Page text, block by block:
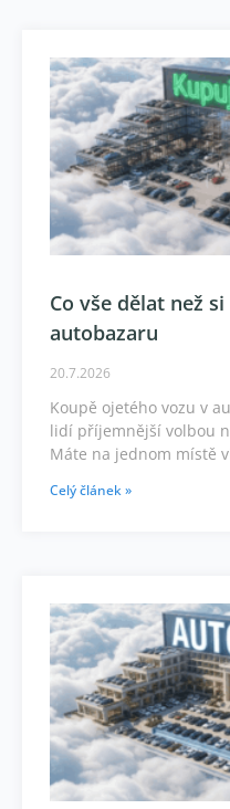
Co vše dělat než
autobazaru
20.7.2026
Koupě ojetého vozu v
lidí příjemnější volbou
Máte na jednom místě
Celý článek »